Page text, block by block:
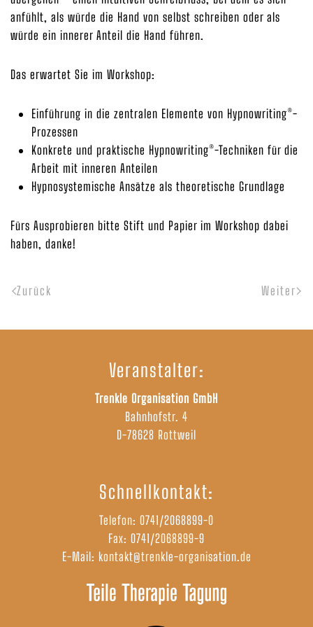
anfühlt, als würde die Hand von selbst schreiben oder als
würde ein innerer Anteil die Hand führen.
Das erwartet Sie im Workshop:
Einführung in die zentralen Elemente von Hypnowriting®-
Prozessen
Konkrete und praktische Hypnowriting®-Techniken für die
Arbeit mit inneren Anteilen
Hypnosystemische Ansätze als theoretische Grundlage
Fürs Ausprobieren bitte Stift und Papier im Workshop dabei
haben, danke!
Zurück Weiter
Veranstalter:
Trenkle Organisation GmbH
Bahnhofstr. 4
D-78628 Rottweil
Schnellkontakt:
Telefon: 0741/2068899-0
Fax: 0741/2068899-9
E-Mail: kontakt@trenkle-organisation.de